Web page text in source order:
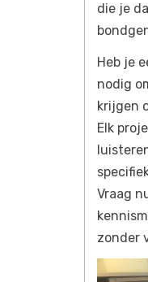
die je
Heb je
nodig
krijgen
Elk
Vraag
zonder